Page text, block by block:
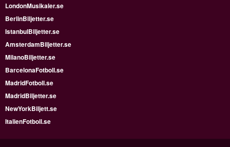
LondonMusikaler.se
BerlinBiljetter.se
IstanbulBiljetter.se
AmsterdamBiljetter.se
MilanoBiljetter.se
BarcelonaFotboll.se
MadridFotboll.se
MadridBiljetter.se
NewYorkBiljett.se
ItalienFotboll.se